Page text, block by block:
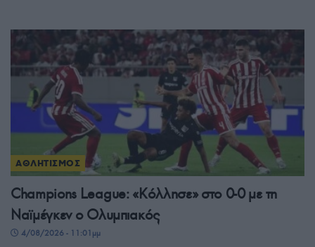
ΑΘΛΗΤΙΣΜΟΣ
Champions League: «Κόλλησε» στο 0-0 με τη
Ναϊμέγκεν ο Ολυμπιακός
4/08/2026 - 11:01μμ